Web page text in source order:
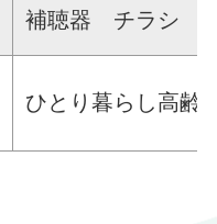
補聴器 チラシ
ひとり暮らし高